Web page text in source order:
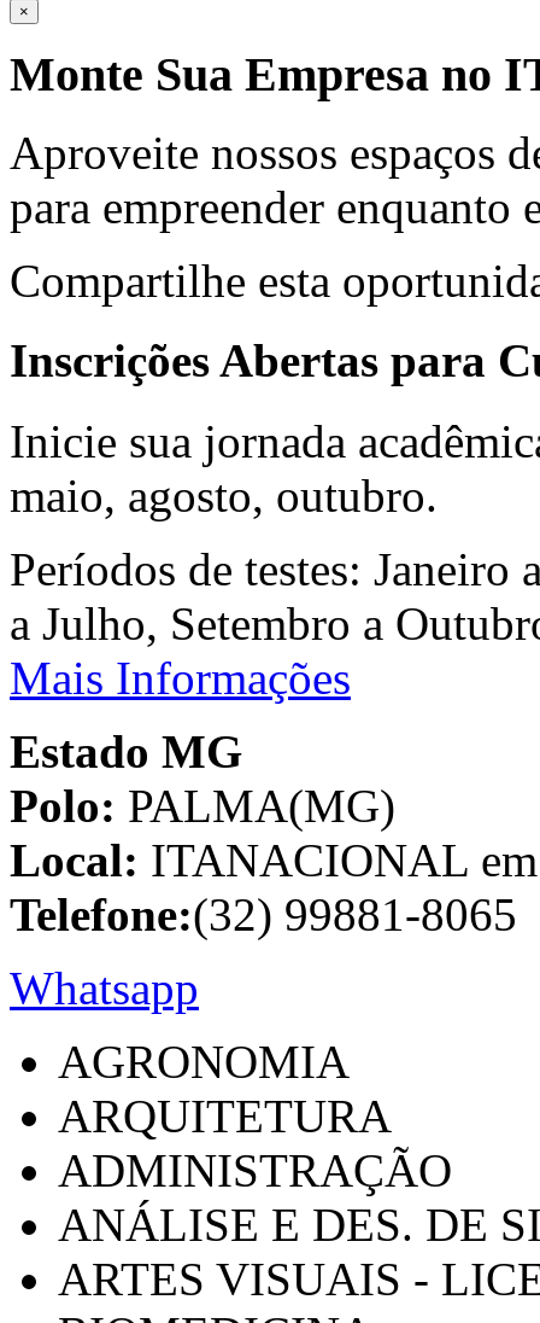
×
Monte Sua Empresa no
Aproveite nossos espaços
para empreender enquanto
Compartilhe esta
Inscrições Abertas para
Inicie sua jornada
maio, agosto, outubro.
Períodos de testes:
a Julho, Setembro a
Mais Informações
Estado MG
Polo: PALMA(MG)
Local: ITANACIONAL
Telefone:(32) 99881-8065
Whatsapp
AGRONOMIA
ARQUITETURA
ADMINISTRAÇÃO
ANÁLISE E DES. DE
ARTES VISUAIS -